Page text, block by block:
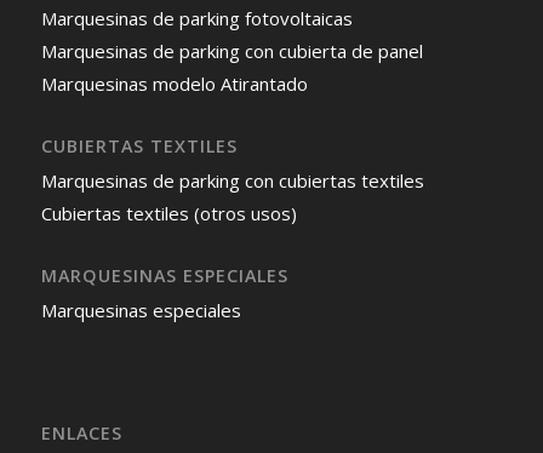
Marquesinas de parking fotovoltaicas
Marquesinas de parking con cubierta de panel
Marquesinas modelo Atirantado
CUBIERTAS TEXTILES
Marquesinas de parking con cubiertas textiles
Cubiertas textiles (otros usos)
MARQUESINAS ESPECIALES
Marquesinas especiales
ENLACES